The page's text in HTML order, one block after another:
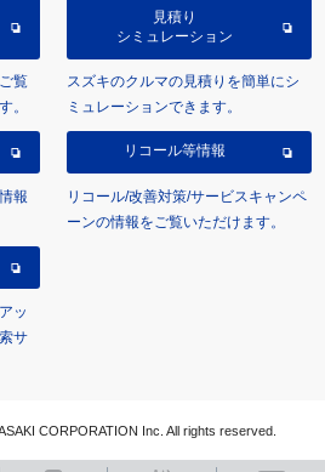
覧
。
見積り
シミュレーション
スズキのクルマの見積りを簡単にシ
ミュレーションできます。
報
リコール等情報
リコール/改善対策/サービスキャンペ
ーンの情報をご覧いただけます。
ッ
サ
CORPORATION Inc. All rights reserved.